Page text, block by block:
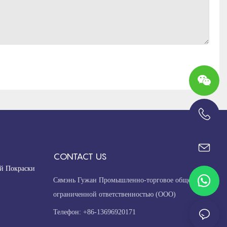
Покраски
CONTACT US
Сямэнь Гужан Промышленно-торговое общество с
ограниченной ответственностью (ООО)
Телефон: +86-13696920171